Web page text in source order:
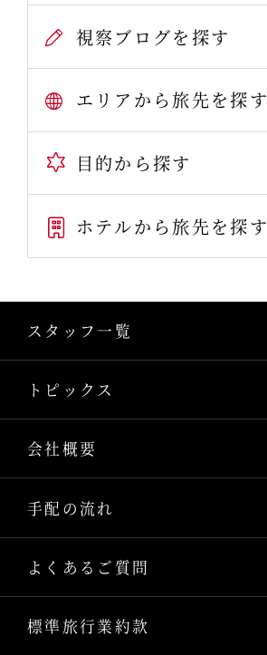
視察ブログを探す
エリアから旅先を探す
目的から探す
ホテルから旅先を探す
スタッフ一覧
トピックス
会社概要
手配の流れ
よくあるご質問
標準旅行業約款